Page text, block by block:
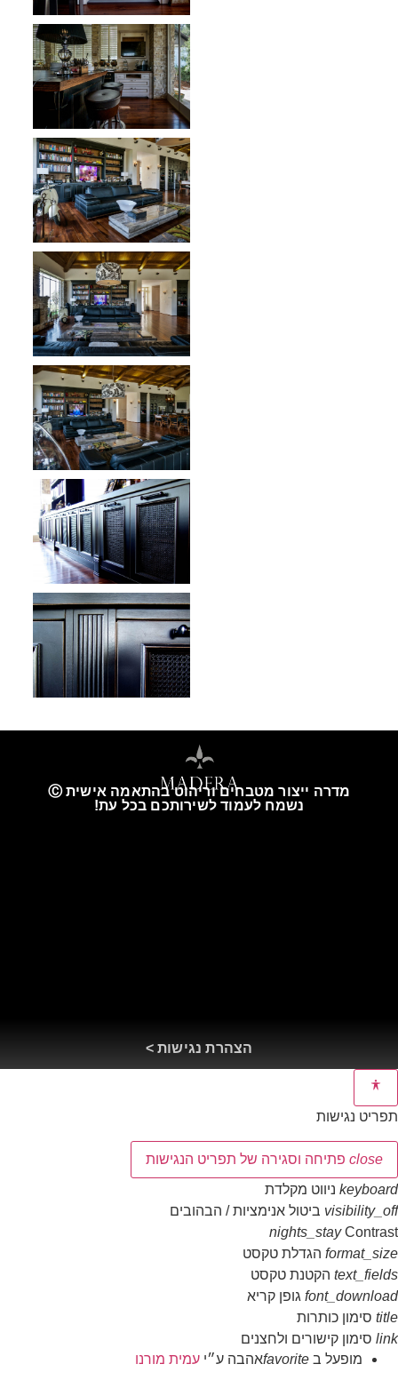
מדרה ייצור מטבחים וריהוט בהתאמה אישית Ⓒ
נשמח לעמוד לשירותכם בכל עת!
הצהרת נגישות >
תפריט נגישות
close פתיחה וסגירה של תפריט הנגישות
keyboard ניווט מקלדת
visibility_off ביטול אנימציות / הבהובים
nights_stay Contrast
format_size הגדלת טקסט
text_fields הקטנת טקסט
font_download גופן קריא
title סימון כותרות
link סימון קישורים ולחצנים
מופעל ב favoriteאהבה ע״י עמית מורנו